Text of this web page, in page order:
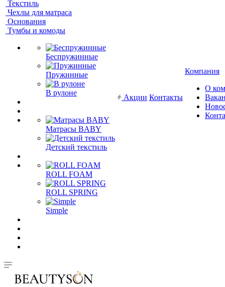
Текстиль
Чехлы для матраса
Основания
Тумбы и комоды
Беспружинные
Пружинные
В рулоне
Матрасы BABY
Детский текстиль
ROLL FOAM
ROLL SPRING
Simple
Акции Контакты
Компания
О